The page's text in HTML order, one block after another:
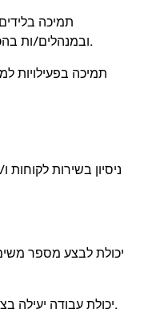
תמיכה
ובמנהלים/ות בהכשרת עובדים/ות חדשים/ות.
תמיכה בפעילויות
ניסיון בשירות לקוחות
יכולת לבצע מספר
יכולת עבודה יעילה בצוות ומתן שירות לקוחות מצוין.